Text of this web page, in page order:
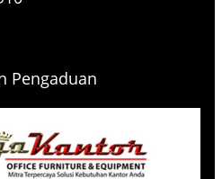
Pengaduan